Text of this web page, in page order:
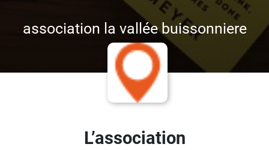
association la vallée buissonniere
L’association